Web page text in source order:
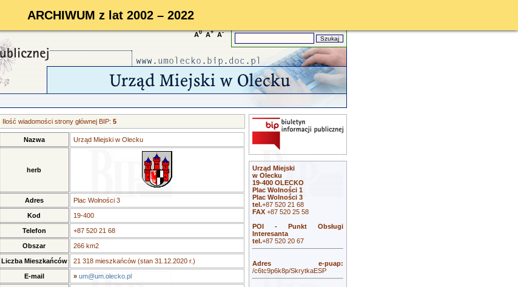
ARCHIWUM z lat 2002 – 2022
A0 A+ A-
Ilość wiadomości strony głównej BIP: 5
Nazwa Urząd Miejski w Olecku
herb
Adres Plac Wolności 3
Kod 19-400
Telefon +87 520 21 68
Obszar 266 km2
Liczba Mieszkańców 21 318 mieszkańców (stan 31.12.2020 r.)
E-mail » um@um.olecko.pl
Urząd Miejski
w Olecku
19-400 OLECKO
Plac Wolności 1
Plac Wolności 3
tel.+87 520 21 68
FAX +87 520 25 58
POI - Punkt Obsługi
Interesanta
tel.+87 520 20 67
Adres e-puap:
/c6tc9p6k8p/SkrytkaESP